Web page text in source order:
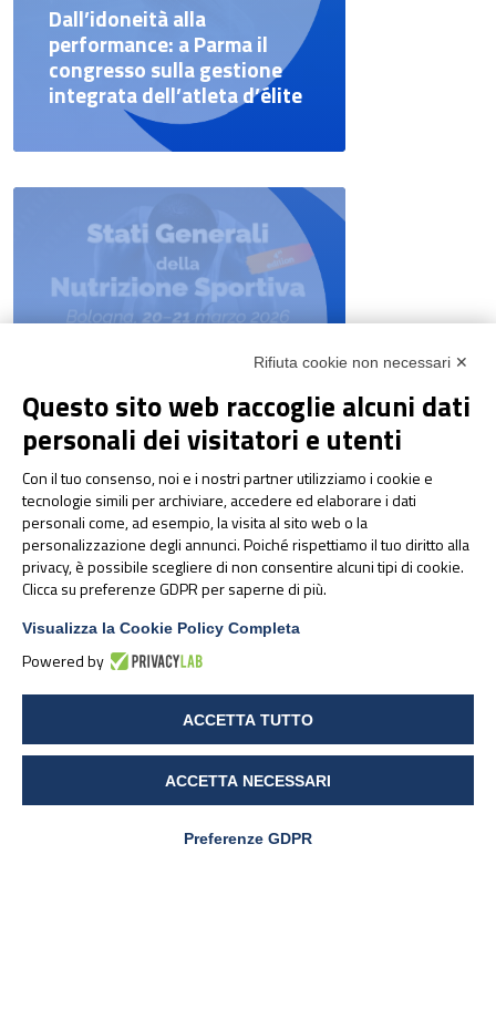
Dall’idoneità alla
performance: a Parma il
congresso sulla gestione
integrata dell’atleta d’élite
Pharmanutra agli Stati
Generali della Nutrizione
Pharmanutra al CPHI
Worldwide 2025: un
appuntamento che parla di
Rifiuta cookie non necessari ✕
Questo sito web raccoglie alcuni dati
personali dei visitatori e utenti
Con il tuo consenso, noi e i nostri partner utilizziamo i cookie e
tecnologie simili per archiviare, accedere ed elaborare i dati
personali come, ad esempio, la visita al sito web o la
personalizzazione degli annunci. Poiché rispettiamo il tuo diritto alla
privacy, è possibile scegliere di non consentire alcuni tipi di cookie.
Clicca su preferenze GDPR per saperne di più.
Visualizza la Cookie Policy Completa
Powered by
ACCETTA TUTTO
ACCETTA NECESSARI
Preferenze GDPR